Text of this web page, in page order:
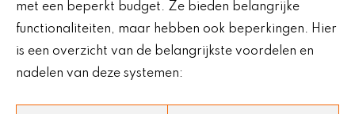
met een beperkt budget. Ze bieden belangrijke
functionaliteiten, maar hebben ook beperkingen. Hier
is een overzicht van de belangrijkste voordelen en
nadelen van deze systemen: